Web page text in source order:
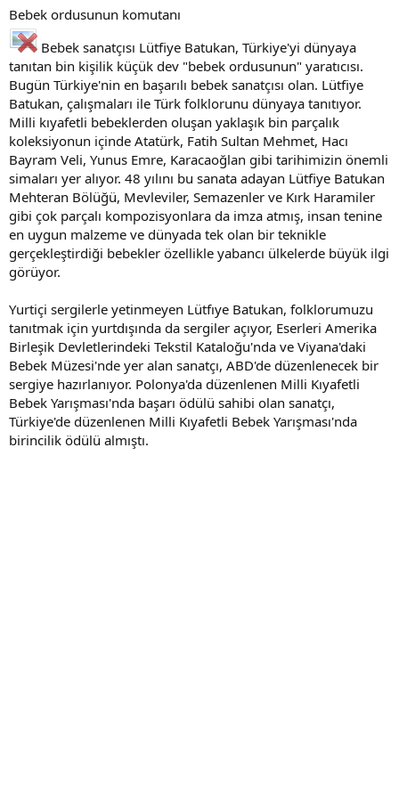
Bebek ordusunun komutanı
Bebek sanatçısı Lütfiye Batukan, Türkiye'yi dünyaya
tanıtan bin kişilik küçük dev "bebek ordusunun" yaratıcısı.
Bugün Türkiye'nin en başarılı bebek sanatçısı olan. Lütfiye
Batukan, çalışmaları ile Türk folklorunu dünyaya tanıtıyor.
Milli kıyafetli bebeklerden oluşan yaklaşık bin parçalık
koleksiyonun içinde Atatürk, Fatih Sultan Mehmet, Hacı
Bayram Veli, Yunus Emre, Karacaoğlan gibi tarihimizin önemli
simaları yer alıyor. 48 yılını bu sanata adayan Lütfiye Batukan
Mehteran Bölüğü, Mevleviler, Semazenler ve Kırk Haramiler
gibi çok parçalı kompozisyonlara da imza atmış, insan tenine
en uygun malzeme ve dünyada tek olan bir teknikle
gerçekleştirdiği bebekler özellikle yabancı ülkelerde büyük ilgi
görüyor.
Yurtiçi sergilerle yetinmeyen Lütfıye Batukan, folklorumuzu
tanıtmak için yurtdışında da sergiler açıyor, Eserleri Amerika
Birleşik Devletlerindeki Tekstil Kataloğu'nda ve Viyana'daki
Bebek Müzesi'nde yer alan sanatçı, ABD'de düzenlenecek bir
sergiye hazırlanıyor. Polonya'da düzenlenen Milli Kıyafetli
Bebek Yarışması'nda başarı ödülü sahibi olan sanatçı,
Türkiye'de düzenlenen Milli Kıyafetli Bebek Yarışması'nda
birincilik ödülü almıştı.